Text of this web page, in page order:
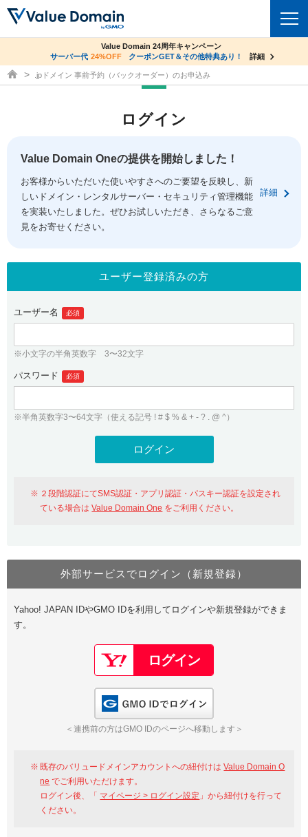
ドメイントップ
ドメイン移管
ドメイン価格一覧
ドメイン一括検索
.jpドメインオークション
gTLDオークション NEW!
.jpドメインバックオーダー
プレミアムドメイン
人気ドメインの種類
WHOIS検索
コアサーバー
バリューサーバー
XREA
セキュリティトップ
Value Domain ネットde診断
SSL証明書
サービストップ
お得意様割引
紹介制度
バリュードメインAPI
ドメイン・ホスティングOEM
facebook
ログイン
従来のバリュードメインをご利用希望の方
Value Domainにログイン
おすすめ One レンタルサーバーを含む最新の機能を使う方
Value Domain Oneにログイン
Google
GMO ID Amazon
※AmazonはValue Domain Oneのログイン画面へ遷移します
ユーザー登録
Value Domain Oneアカウント作成
以下でも登録可能
Google Yahoo!
GMO ID
co.jpドメイン✕コアサーバーV2ビジネス応援キャンペーン
サーバー料金1年間無料
詳細
Value Domain 24周年キャンペーン
サーバー代 24%OFF クーポンGET＆その他特典あり！ 詳細
ドメイン取得ならバリュードメイン
.jpドメイン 事前予約（バックオーダー）のお申込み
ログイン
Value Domain Oneの提供を開始しました！
お客様からいただいた使いやすさへのご要望を反映し、新
しいドメイン・レンタルサーバー・セキュリティ管理機能
を実装いたしました。ぜひお試しいただき、さらなるご意
見をお寄せください。
詳細
ユーザー登録済みの方
ユーザー名 必須
※小文字の半角英数字 3〜32文字
パスワード 必須
※半角英数字3〜64文字（使える記号 ! # $ % & + - ? . @ ^）
２段階認証にてSMS認証・アプリ認証・パスキー認証を設定され
ている場合はValue Domain One をご利用ください。
外部サービスでログイン（新規登録）
Yahoo! JAPAN IDやGMO IDを利用してログインや新規登録ができま
す。
＜連携前の方はGMO IDのページへ移動します＞
既存のバリュードメインアカウントへの紐付けはValue Domain O
ne でご利用いただけます。
ログイン後、「 マイページ > ログイン設定 」から紐付けを行って
ください。